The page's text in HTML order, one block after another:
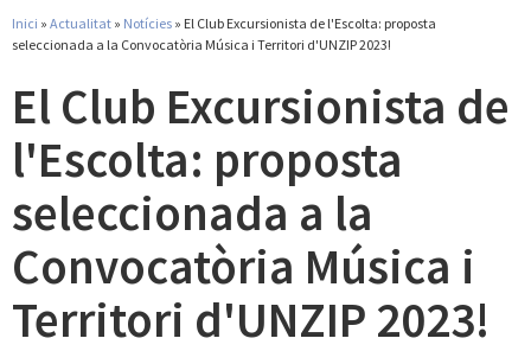
Esteu aquí
Inici » Actualitat » Notícies » El Club Excursionista de l'Escolta: proposta
seleccionada a la Convocatòria Música i Territori d'UNZIP 2023!
El Club Excursionista de
l'Escolta: proposta
seleccionada a la
Convocatòria Música i
Territori d'UNZIP 2023!